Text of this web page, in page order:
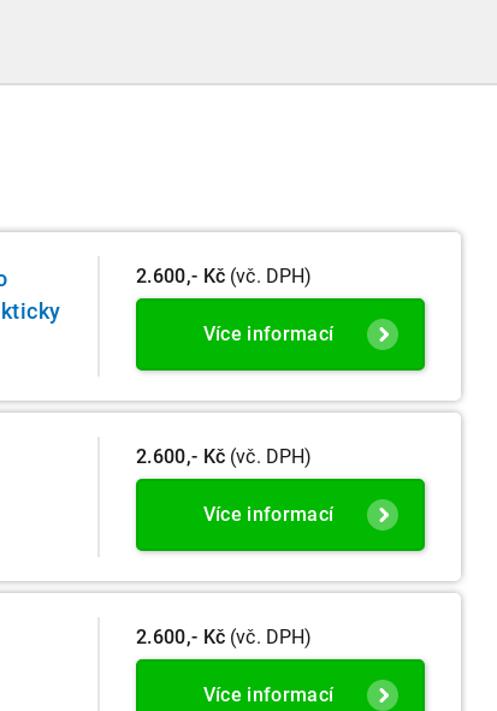
2.600,- Kč (vč. DPH)
Více informací
2.600,- Kč (vč. DPH)
Více informací
2.600,- Kč (vč. DPH)
Více informací